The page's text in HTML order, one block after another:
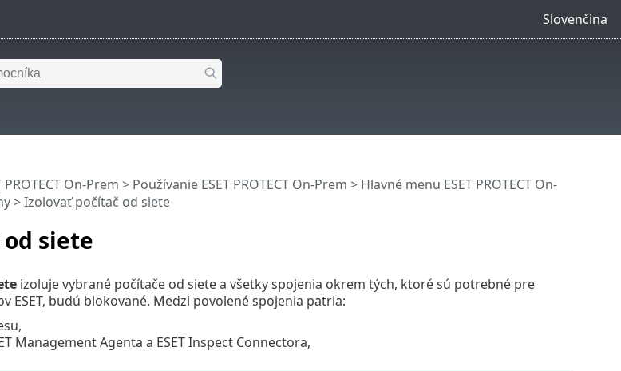
Slovenčina
siete
PROTECT On-Prem > Používanie ESET PROTECT On-Prem > Hlavné menu ESET PROTECT On-
> Izolovať počítač od siete
izoluje vybrané počítače od siete a všetky spojenia okrem tých, ktoré sú potrebné pre
ESET, budú blokované. Medzi povolené spojenia patria:
Management Agenta a ESET Inspect Connectora,